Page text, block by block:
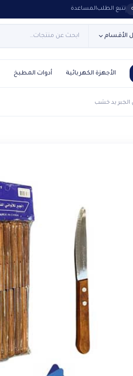
تتبع الطلبالمساعدة
الأقسام
الأجهزة الكهربائية أدوات المطبخ
يد خشب